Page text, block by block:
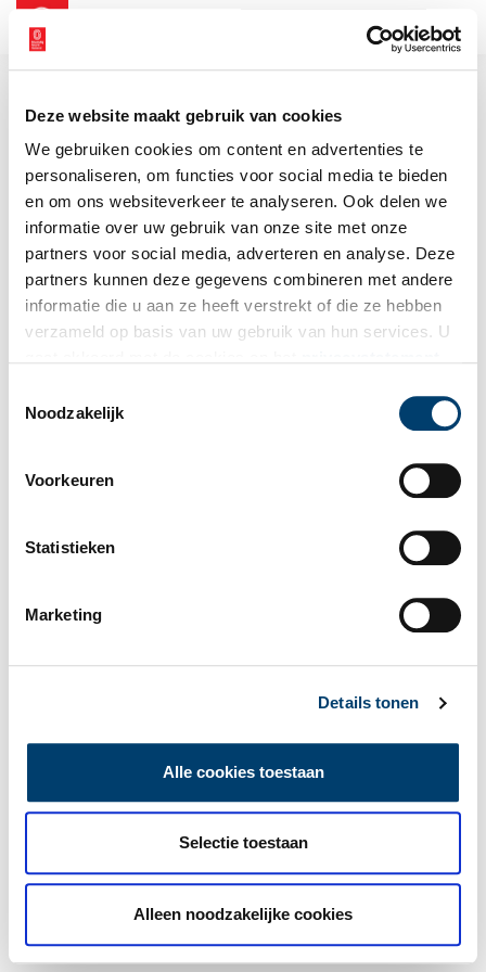
Deze website maakt gebruik van cookies
We gebruiken cookies om content en advertenties te
personaliseren, om functies voor social media te bieden
en om ons websiteverkeer te analyseren. Ook delen we
informatie over uw gebruik van onze site met onze
partners voor social media, adverteren en analyse. Deze
partners kunnen deze gegevens combineren met andere
informatie die u aan ze heeft verstrekt of die ze hebben
verzameld op basis van uw gebruik van hun services. U
Noodzakelijk
Voorkeuren
Statistieken
Marketing
Details tonen
Alle cookies toestaan
Selectie toestaan
Alleen noodzakelijke cookies